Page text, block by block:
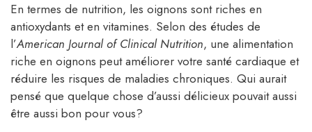
En termes de nutrition, les oignons sont riches en
antioxydants et en vitamines. Selon des études de
l’American Journal of Clinical Nutrition, une alimentation
riche en oignons peut améliorer votre santé cardiaque et
réduire les risques de maladies chroniques. Qui aurait
pensé que quelque chose d’aussi délicieux pouvait aussi
être aussi bon pour vous?